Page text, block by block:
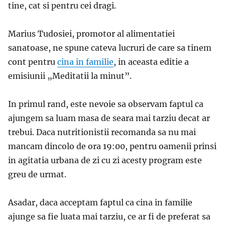
tine, cat si pentru cei dragi.
Marius Tudosiei, promotor al alimentatiei
sanatoase, ne spune cateva lucruri de care sa tinem
cont pentru cina in familie, in aceasta editie a
emisiunii „Meditatii la minut”.
In primul rand, este nevoie sa observam faptul ca
ajungem sa luam masa de seara mai tarziu decat ar
trebui. Daca nutritionistii recomanda sa nu mai
mancam dincolo de ora 19:00, pentru oamenii prinsi
in agitatia urbana de zi cu zi acesty program este
greu de urmat.
Asadar, daca acceptam faptul ca cina in familie
ajunge sa fie luata mai tarziu, ce ar fi de preferat sa